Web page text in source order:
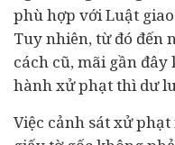
phù hợp với Luật
Tuy nhiên, từ đó đến
cách cũ, mãi gần
hành xử phạt thì dư
Việc cảnh sát xử